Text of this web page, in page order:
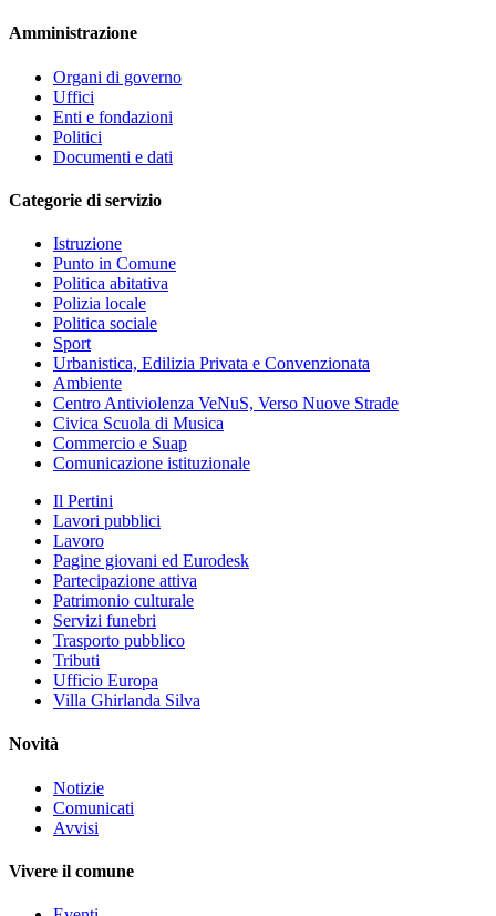
Amministrazione
Organi di governo
Uffici
Enti e fondazioni
Politici
Documenti e dati
Categorie di servizio
Istruzione
Punto in Comune
Politica abitativa
Polizia locale
Politica sociale
Sport
Urbanistica, Edilizia Privata e Convenzionata
Ambiente
Centro Antiviolenza VeNuS, Verso Nuove Strade
Civica Scuola di Musica
Commercio e Suap
Comunicazione istituzionale
Il Pertini
Lavori pubblici
Lavoro
Pagine giovani ed Eurodesk
Partecipazione attiva
Patrimonio culturale
Servizi funebri
Trasporto pubblico
Tributi
Ufficio Europa
Villa Ghirlanda Silva
Novità
Notizie
Comunicati
Avvisi
Vivere il comune